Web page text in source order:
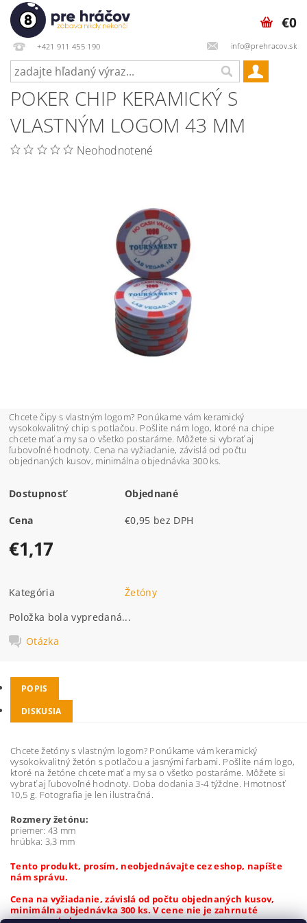
+421 911 455 190 info@prehracov.sk
€0
POKER CHIP KERAMICKÝ S
VLASTNÝM LOGOM 43 MM
Neohodnotené
Chcete čipy s vlastným logom? Ponúkame vám keramický
vysokokvalitný chip s potlačou. Pošlite nám logo, ktoré na chipe
chcete mať a my sa o všetko postaráme. Môžete si vybrať aj
ľubovoľné hodnoty. Cena na vyžiadanie, závislá od počtu
objednaných kusov, minimálna objednávka 300 ks.
Dostupnosť Objednané
Cena €0,95 bez DPH
€1,17
Kategória
Žetóny
Položka bola vypredaná...
Otázka
POPIS
DISKUSIA
Chcete žetóny s vlastným logom? Ponúkame vám keramický
vysokokvalitný žetón s potlačou a jasnými farbami. Pošlite nám logo,
ktoré na žetóne chcete mať a my sa o všetko postaráme. Môžete si
vybrať aj ľubovoľné hodnoty. Doba dodania 3-4 týždne. Hmotnosť
10,5 g. Fotografia je len ilustračná.
Rozmery žetónu:
priemer: 43 mm
hrúbka: 3,3 mm
Tento produkt, prosím, neobjednávajte cez eshop, napíšte
nám správu.
Cena na vyžiadanie, závislá od počtu objednaných kusov,
minimálna objednávka 300 ks. V cene nie je zahrnuté